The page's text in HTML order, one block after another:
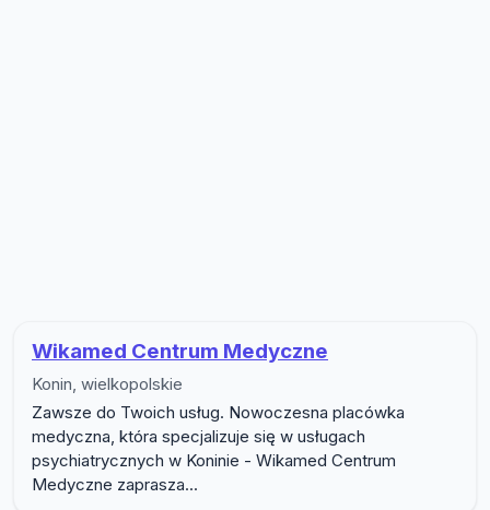
Wikamed Centrum Medyczne
Konin, wielkopolskie
Zawsze do Twoich usług. Nowoczesna placówka
medyczna, która specjalizuje się w usługach
psychiatrycznych w Koninie - Wikamed Centrum
Medyczne zaprasza...